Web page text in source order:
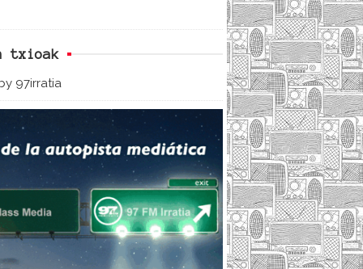
txioak
97irratia